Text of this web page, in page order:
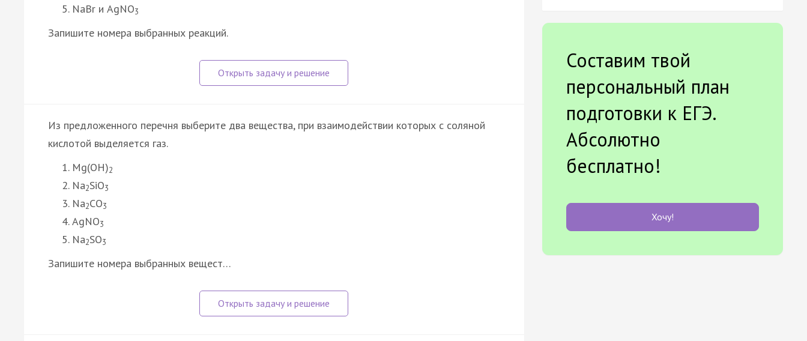
NaBr и AgNO3
Запишите номера выбранных реакций.
Из предложенного перечня выберите два вещества, при взаимодействии которых с соляной
кислотой выделяется газ.
Mg(OH)2
Na2SiO3
Na2CO3
AgNO3
Na2SO3
Запишите номера выбранных вещест…
Составим твой
персональный план
подготовки к ЕГЭ.
Абсолютно
бесплатно!
Хочу!